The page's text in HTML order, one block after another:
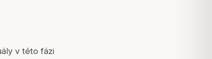
v této fázi